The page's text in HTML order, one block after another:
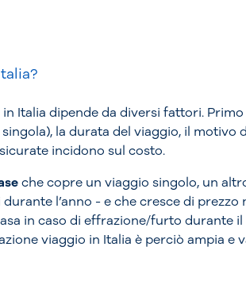
Italia dipende da diversi fattori.
la durata del viaggio, il motivo
incidono sul costo.
che copre un viaggio singolo, un
l’anno - e che cresce di
in caso di effrazione/furto durante
viaggio in Italia è perciò ampia e